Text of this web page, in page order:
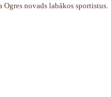
Ogres novads labākos sportistus.